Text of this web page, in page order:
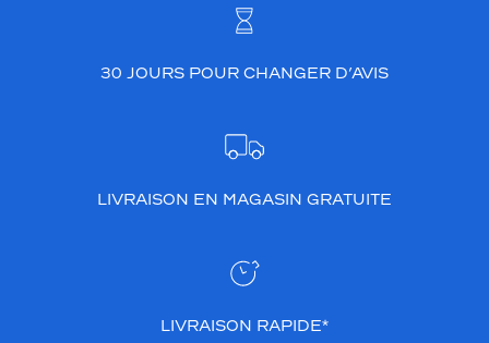
30 JOURS POUR CHANGER D’AVIS
LIVRAISON EN MAGASIN GRATUITE
LIVRAISON RAPIDE*